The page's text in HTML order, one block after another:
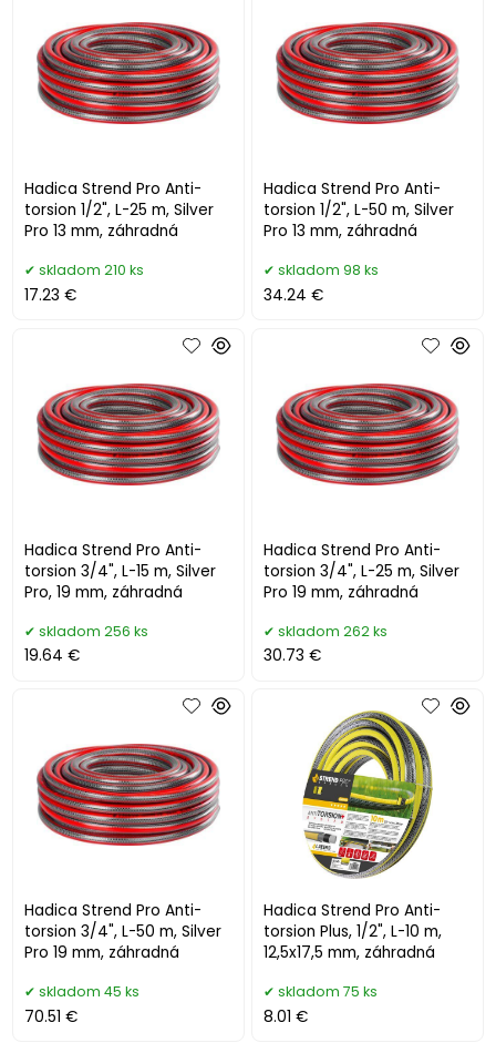
Hadica Strend Pro Anti-
torsion 1/2", L-25 m, Silver
Pro 13 mm, záhradná
skladom 210 ks
17.23 €
Hadica Strend Pro Anti-
torsion 1/2", L-50 m, Silver
Pro 13 mm, záhradná
skladom 98 ks
34.24 €
Hadica Strend Pro Anti-
torsion 3/4", L-15 m, Silver
Pro, 19 mm, záhradná
skladom 256 ks
19.64 €
Hadica Strend Pro Anti-
torsion 3/4", L-25 m, Silver
Pro 19 mm, záhradná
skladom 262 ks
30.73 €
Hadica Strend Pro Anti-
torsion 3/4", L-50 m, Silver
Pro 19 mm, záhradná
skladom 45 ks
70.51 €
Hadica Strend Pro Anti-
torsion Plus, 1/2", L-10 m,
12,5x17,5 mm, záhradná
skladom 75 ks
8.01 €